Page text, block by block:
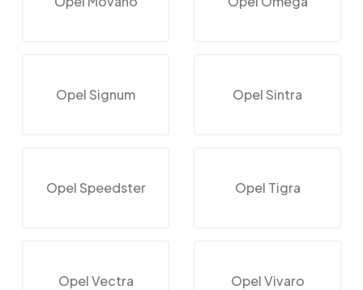
Opel Signum Opel Sintra
Opel Speedster Opel Tigra
Opel Vectra Opel Vivaro